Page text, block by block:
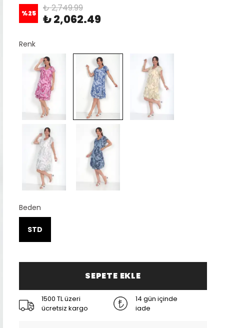
%25 ₺ 2,749.99
₺ 2,062.49
Renk
Beden
STD
SEPETE EKLE
1500 TL üzeri
ücretsiz kargo
14 gün içinde
iade